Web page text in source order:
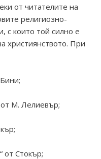
от читателите на
религиозно-
с които той силно е
християнството. При
М. Лелиевър;
от Стокър;